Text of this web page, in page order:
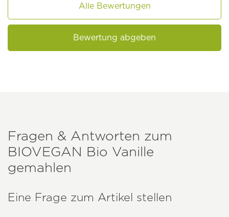
Alle Bewertungen
Bewertung abgeben
Fragen & Antworten zum
BIOVEGAN Bio Vanille
gemahlen
Eine Frage zum Artikel stellen